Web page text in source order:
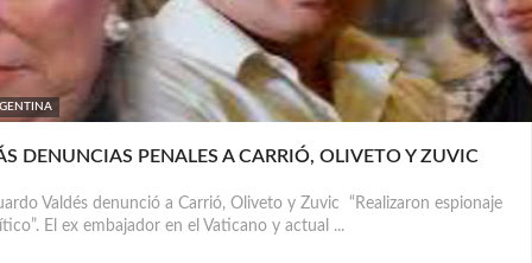
DENUNCIAS PENALES A CARRIÓ, OLIVETO Y ZUVIC
Valdés denunció a Carrió, Oliveto y Zuvic “Realizaron espionaje
El ex embajador en el Vaticano y actual ...